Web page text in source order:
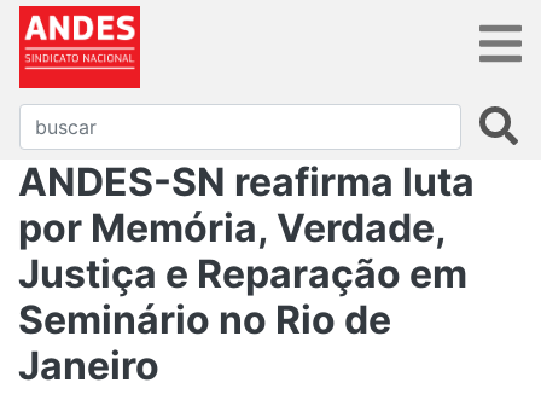
ANDES-SN reafirma luta
por Memória, Verdade,
Justiça e Reparação em
Seminário no Rio de
Janeiro